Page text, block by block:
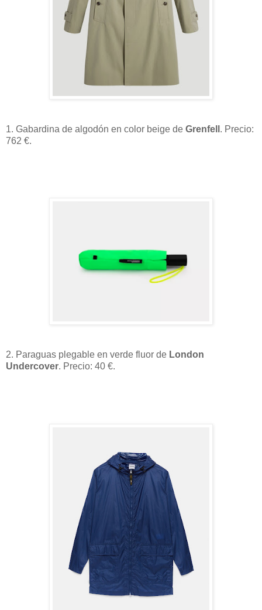
1. Gabardina de algodón en color beige de Grenfell . Precio:
762 €.
2. Paraguas plegable en verde fluor de London
Undercover. Precio: 40 €.